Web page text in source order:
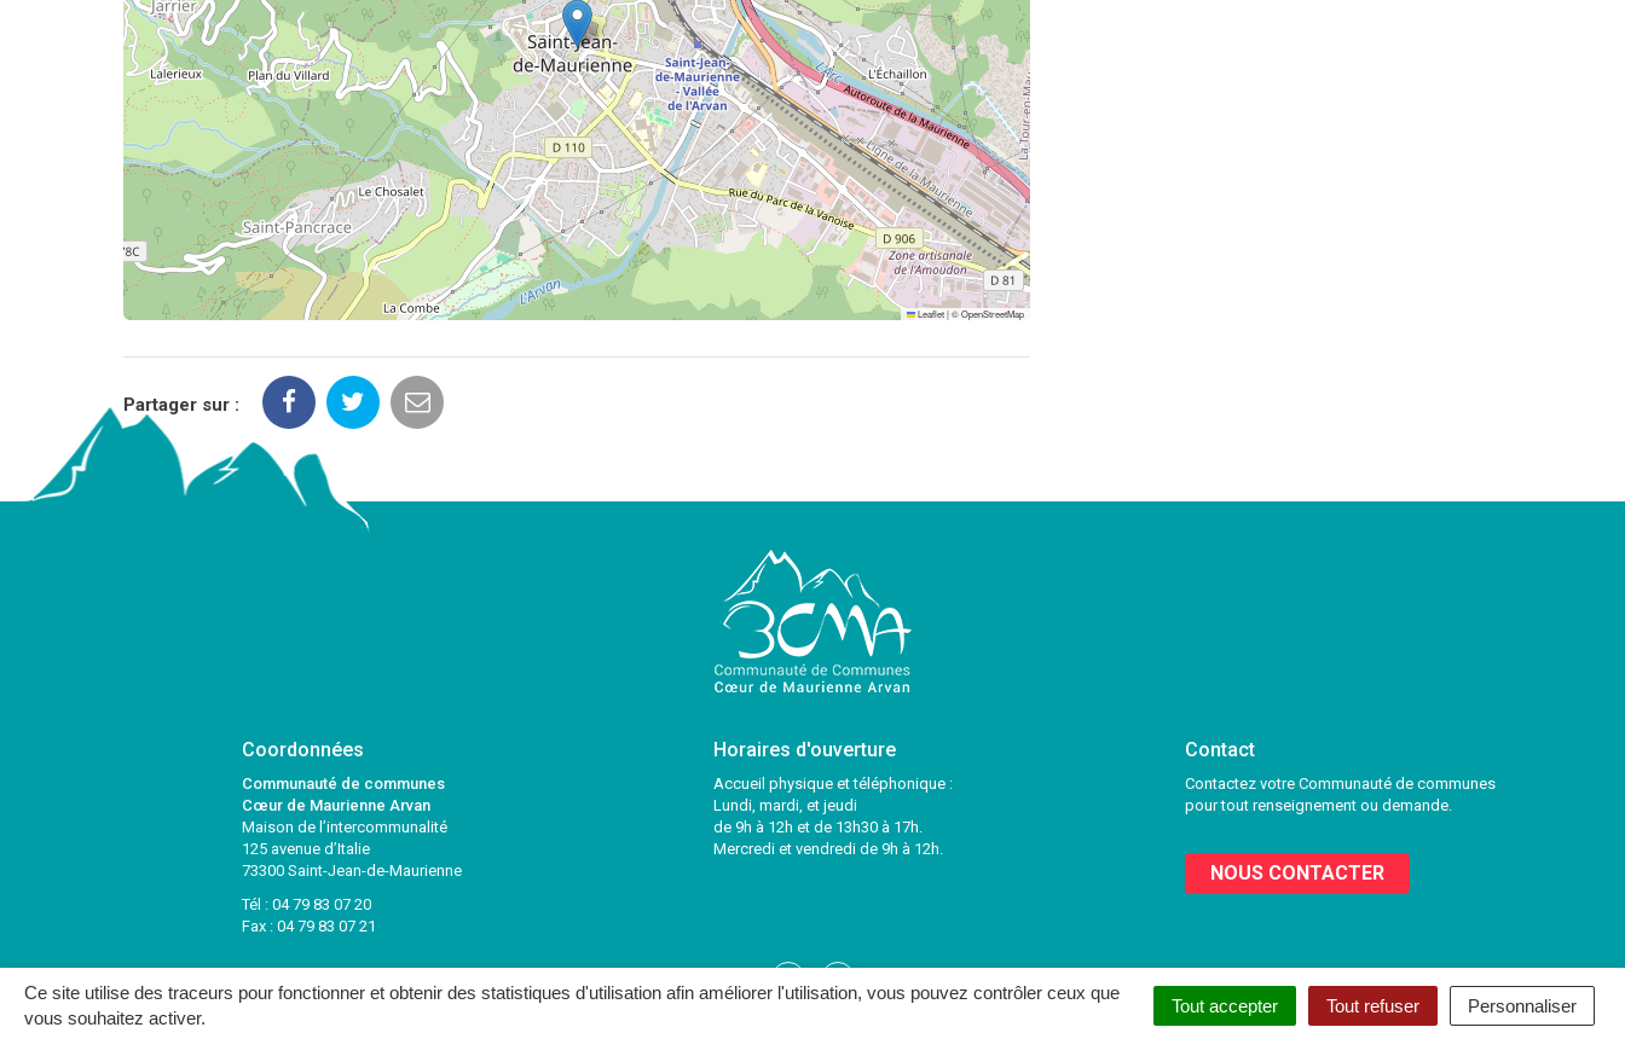
Ce site utilise des traceurs pour fonctionner et obtenir des statistiques d'utilisation afin améliorer l'utilisation, vous pouvez contrôler ceux que
vous souhaitez activer.
Tout accepter Tout refuser Personnaliser
Leaflet|©OpenStreetMap
Partager sur :
Coordonnées
Communauté de communes
Cœur de Maurienne Arvan
Maison de l’intercommunalité
125 avenue d’Italie
73300 Saint-Jean-de-Maurienne
Tél : 04 79 83 07 20
Fax : 04 79 83 07 21
Horaires d'ouverture
Accueil physique et téléphonique :
Lundi, mardi, et jeudi
de 9h à 12h et de 13h30 à 17h.
Mercredi et vendredi de 9h à 12h.
Contact
Contactez votre Communauté de communes
pour tout renseignement ou demande.
NOUS CONTACTER
vers
vers